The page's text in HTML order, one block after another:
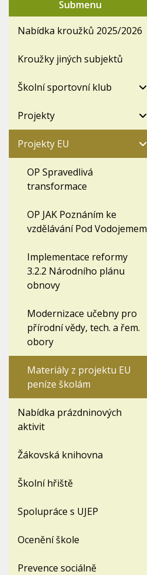
Submenu
Nabídka kroužků 2025/2026
Kroužky jiných subjektů
Školní sportovní klub
Projekty
Projekty EU
OP Spravedlivá
transformace
OP JAK Poznáním ke
vzdělávání Pod Vodojemem
Implementace reformy
3.2.2 Národního plánu
obnovy
Modernizace učebny pro
přírodní vědy, tech. a řem.
obory
Materiály z projektu EU
peníze školám
Nabídka prázdninových
aktivit
Žákovská knihovna
Školní hřiště
Spolupráce s UJEP
Ocenění škole
Prevence sociálně